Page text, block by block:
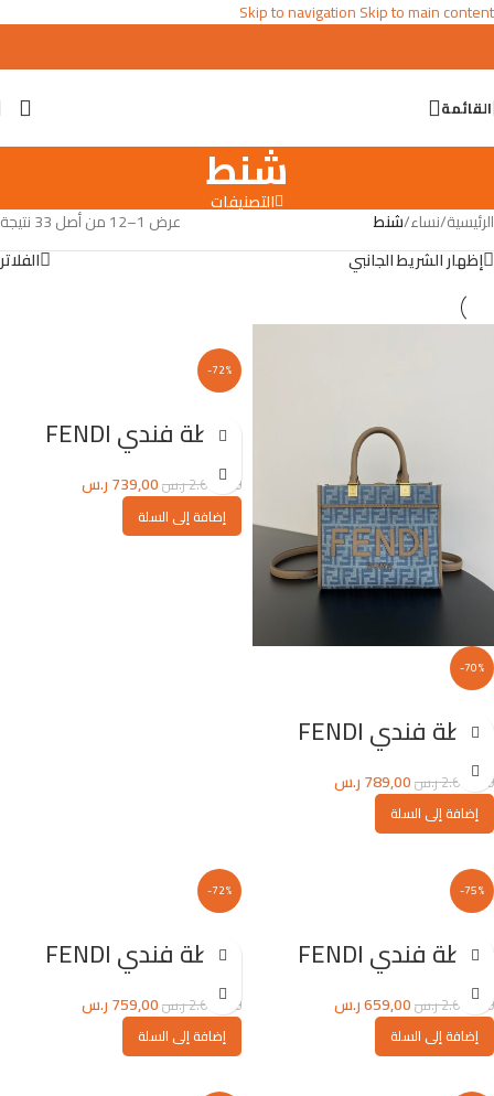
Skip to navigationSkip to main content
القائمة
شنط
التصنيفات
الرئيسية/نساء/شنط
عرض 1–12 من أصل 33 نتيجة
إظهار الشريط الجانبي
الفلاتر
-70%
شنطة فندي FENDI
2.670,00ر.س789,00ر.س
إضافة إلى السلة
-72%
شنطة فندي FENDI
2.670,00ر.س739,00ر.س
إضافة إلى السلة
-75%
شنطة فندي FENDI
2.670,00ر.س659,00ر.س
إضافة إلى السلة
-72%
شنطة فندي FENDI
2.670,00ر.س759,00ر.س
إضافة إلى السلة